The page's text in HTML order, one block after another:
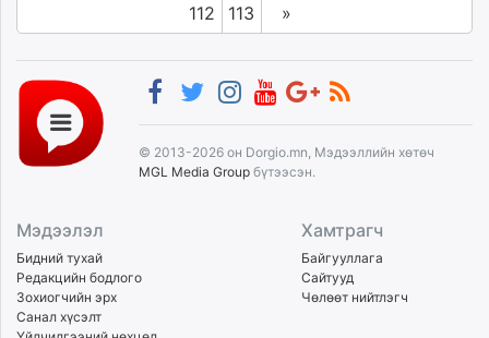
112
113 »
© 2013-2026 он Dorgio.mn, Мэдээллийн хөтөч
MGL Media Group бүтээсэн.
Мэдээлэл
Бидний тухай
Редакцийн бодлого
Зохиогчийн эрх
Санал хүсэлт
Хамтрагч
Байгууллага
Сайтууд
Чөлөөт нийтлэгч